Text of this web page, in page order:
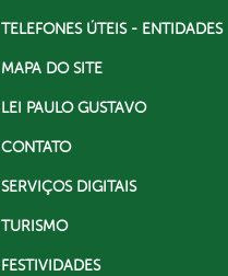
TELEFONES ÚTEIS - ENTIDADES
MAPA DO SITE
LEI PAULO GUSTAVO
CONTATO
SERVIÇOS DIGITAIS
TURISMO
FESTIVIDADES